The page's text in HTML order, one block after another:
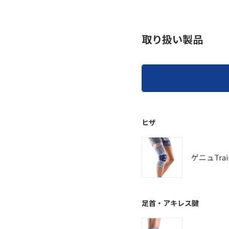
取り扱い製品
ヒザ
ゲニュ
足首・アキレス腱